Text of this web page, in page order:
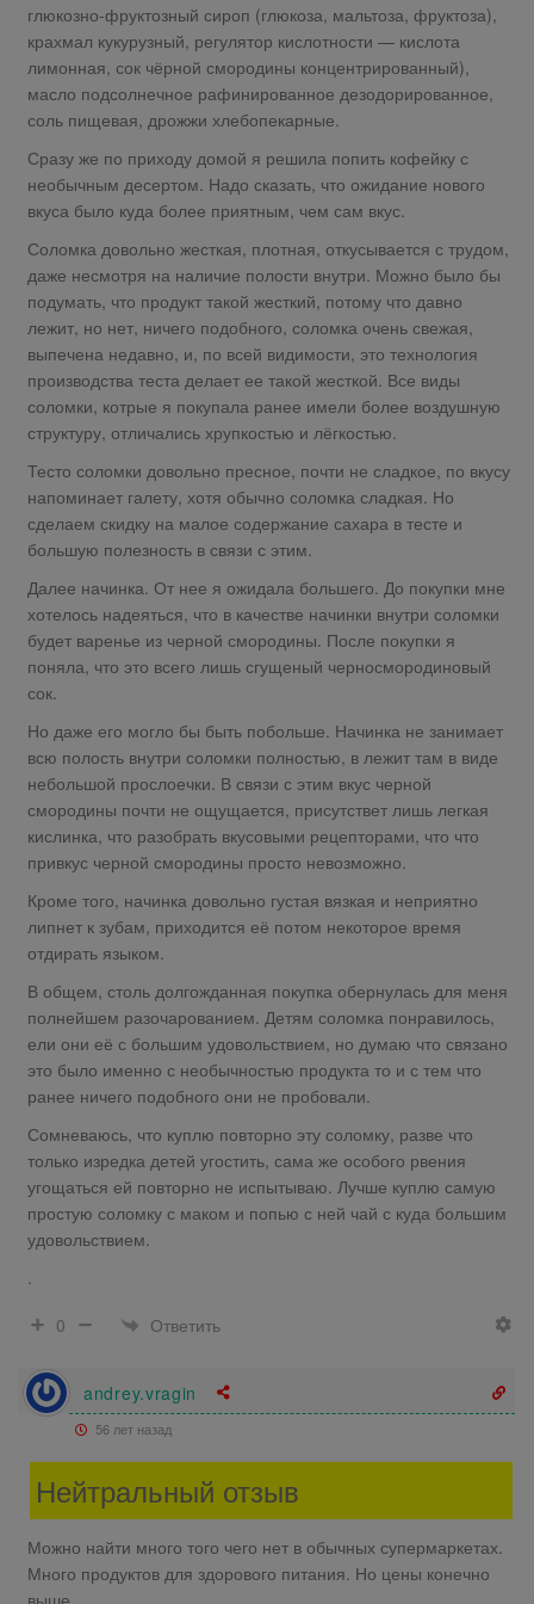
глюкозно-фруктозный сироп (глюкоза, мальтоза, фруктоза),
крахмал кукурузный, регулятор кислотности — кислота
лимонная, сок чёрной смородины концентрированный),
масло подсолнечное рафинированное дезодорированное,
соль пищевая, дрожжи хлебопекарные.
Сразу же по приходу домой я решила попить кофейку с
необычным десертом. Надо сказать, что ожидание нового
вкуса было куда более приятным, чем сам вкус.
Соломка довольно жесткая, плотная, откусывается с трудом,
даже несмотря на наличие полости внутри. Можно было бы
подумать, что продукт такой жесткий, потому что давно
лежит, но нет, ничего подобного, соломка очень свежая,
выпечена недавно, и, по всей видимости, это технология
производства теста делает ее такой жесткой. Все виды
соломки, котрые я покупала ранее имели более воздушную
структуру, отличались хрупкостью и лёгкостью.
Тесто соломки довольно пресное, почти не сладкое, по вкусу
напоминает галету, хотя обычно соломка сладкая. Но
сделаем скидку на малое содержание сахара в тесте и
большую полезность в связи с этим.
Далее начинка. От нее я ожидала большего. До покупки мне
хотелось надеяться, что в качестве начинки внутри соломки
будет варенье из черной смородины. После покупки я
поняла, что это всего лишь сгущеный черносмородиновый
сок.
Но даже его могло бы быть побольше. Начинка не занимает
всю полость внутри соломки полностью, в лежит там в виде
небольшой прослоечки. В связи с этим вкус черной
смородины почти не ощущается, присутствет лишь легкая
кислинка, что разобрать вкусовыми рецепторами, что что
привкус черной смородины просто невозможно.
Кроме того, начинка довольно густая вязкая и неприятно
липнет к зубам, приходится её потом некоторое время
отдирать языком.
В общем, столь долгожданная покупка обернулась для меня
полнейшем разочарованием. Детям соломка понравилось,
ели они её с большим удовольствием, но думаю что связано
это было именно с необычностью продукта то и с тем что
ранее ничего подобного они не пробовали.
Сомневаюсь, что куплю повторно эту соломку, разве что
только изредка детей угостить, сама же особого рвения
угощаться ей повторно не испытываю. Лучше куплю самую
простую соломку с маком и попью с ней чай с куда большим
удовольствием.
.
0
Ответить
andrey.vragin
56 лет назад
Нейтральный отзыв
Можно найти много того чего нет в обычных супермаркетах.
Много продуктов для здорового питания. Но цены конечно
выше.